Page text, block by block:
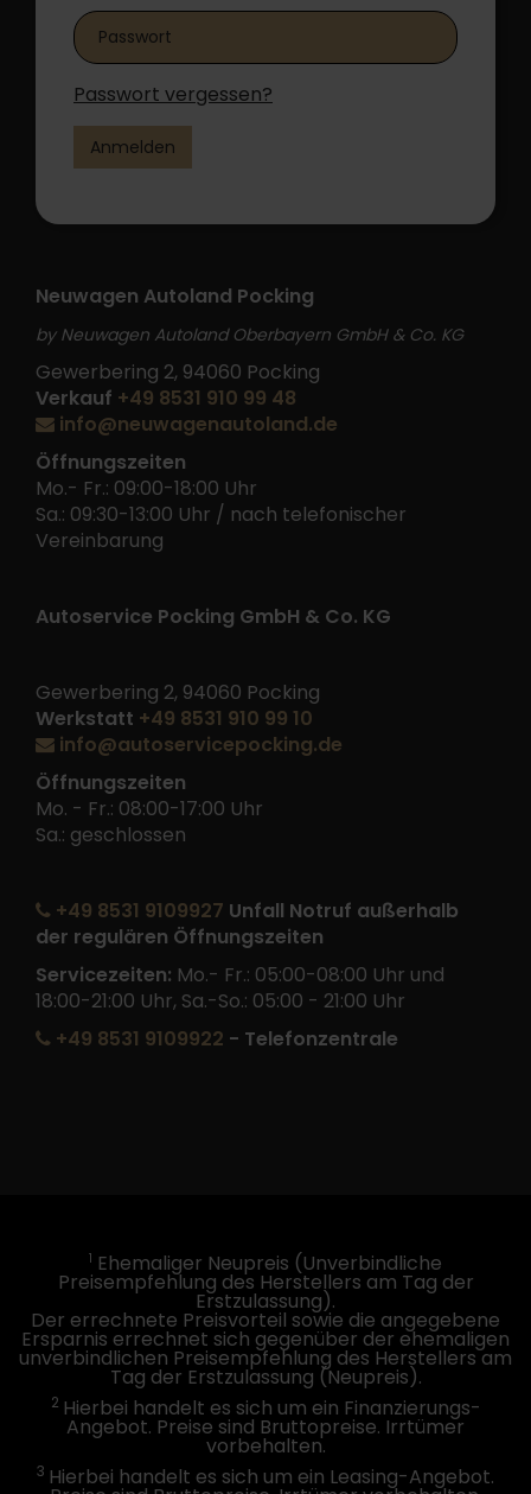
Passwort vergessen?
Anmelden
Neuwagen Autoland Pocking
by Neuwagen Autoland Oberbayern GmbH & Co. KG
Gewerbering 2, 94060 Pocking
Verkauf +49 8531 910 99 48
info@neuwagenautoland.de
Öffnungszeiten
Mo.- Fr.: 09:00-18:00 Uhr
Sa.: 09:30-13:00 Uhr / nach telefonischer
Vereinbarung
Autoservice Pocking GmbH & Co. KG
Gewerbering 2, 94060 Pocking
Werkstatt +49 8531 910 99 10
info@autoservicepocking.de
Öffnungszeiten
Mo. - Fr.: 08:00-17:00 Uhr
Sa.: geschlossen
+49 8531 9109927 Unfall Notruf außerhalb
der regulären Öffnungszeiten
Servicezeiten: Mo.- Fr.: 05:00-08:00 Uhr und
18:00-21:00 Uhr, Sa.-So.: 05:00 - 21:00 Uhr
+49 8531 9109922 - Telefonzentrale
1 Ehemaliger Neupreis (Unverbindliche
Preisempfehlung des Herstellers am Tag der
Erstzulassung).
Der errechnete Preisvorteil sowie die angegebene
Ersparnis errechnet sich gegenüber der ehemaligen
unverbindlichen Preisempfehlung des Herstellers am
Tag der Erstzulassung (Neupreis).
2 Hierbei handelt es sich um ein Finanzierungs-
Angebot. Preise sind Bruttopreise. Irrtümer
vorbehalten.
3 Hierbei handelt es sich um ein Leasing-Angebot.